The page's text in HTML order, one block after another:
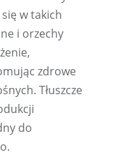
w takich
i orzechy
zdrowe
Tłuszcze
do